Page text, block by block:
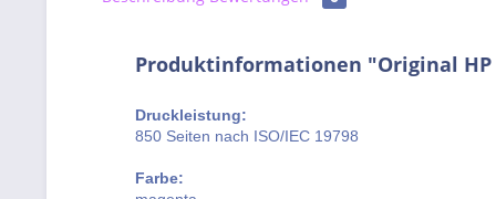
Produktinformationen "Original HP
Druckleistung:
850 Seiten nach ISO/IEC 19798
Farbe: